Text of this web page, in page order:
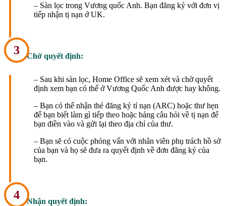
– Sàn lọc trong Vương quốc Anh. Bạn đăng ký với đơn vị
tiếp nhận tị nạn ở UK.
3 Chờ quyết định:
– Sau khi sàn lọc, Home Office sẽ xem xét và chờ quyết
định xem bạn có thể ở Vương Quốc Anh được hay không.
– Bạn có thể nhận thẻ đăng ký tỉ nạn (ARC) hoặc thư hẹn
để bạn biết làm gì tiếp theo hoặc bảng câu hỏi về tị nạn để
bạn điền vào và gửi lại theo địa chỉ của thư.
– Bạn sẽ có cuộc phỏng vấn với nhân viên phụ trách hồ sở
của bạn và họ sẽ đưa ra quyết định về đơn đăng ký của
bạn.
4 Nhận quyết định: